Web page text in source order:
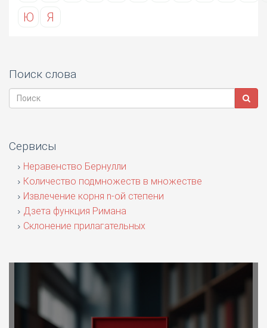
Ю
Я
Поиск слова
Сервисы
Неравенство Бернулли
Количество подмножеств в множестве
Извлечение корня n-ой степени
Дзета функция Римана
Склонение прилагательных